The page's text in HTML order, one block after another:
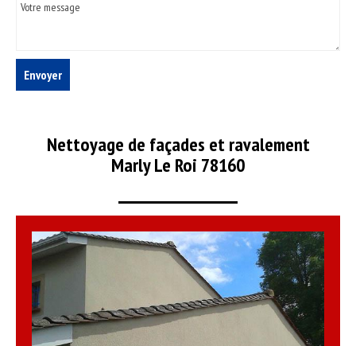
Nettoyage de façades et ravalement
Marly Le Roi 78160